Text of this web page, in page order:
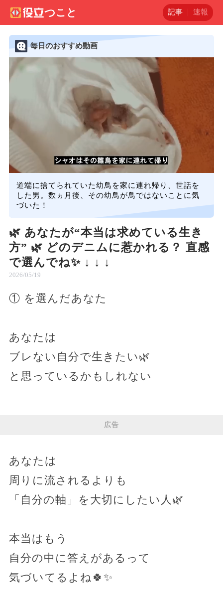
記事 速報
毎日のおすすめ動画
道端に捨てられていた幼鳥を家に連れ帰り、世話を
した男。数ヵ月後、その幼鳥が鳥ではないことに気
づいた！
🌿 あなたが“本当は求めている生き
方” 🌿 どのデニムに惹かれる？ 直感
で選んでね✨ ↓ ↓ ↓
2026/05/19
① を選んだあなた
あなたは
ブレない自分で生きたい🌿
と思っているかもしれない
広告
あなたは
周りに流されるよりも
「自分の軸」を大切にしたい人🌿
本当はもう
自分の中に答えがあるって
気づいてるよね🍀✨